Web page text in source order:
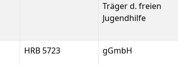
Träger d. freien
Jugendhilfe
HRB 5723 gGmbH